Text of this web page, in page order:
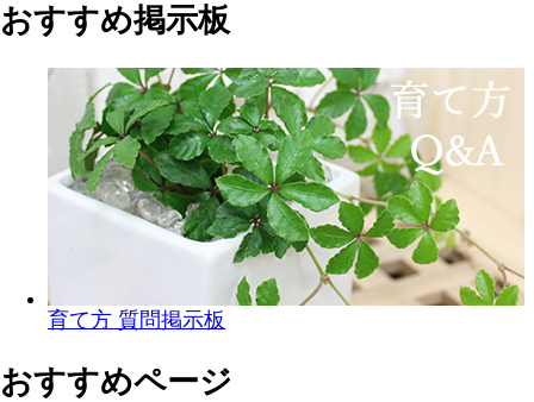
おすすめ掲示板
育て方 質問掲示板
おすすめページ